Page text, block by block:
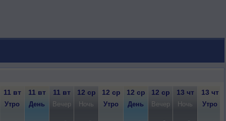
11 вт 11 вт 11 вт 12 ср 12 ср 12 ср 12 ср 13 чт 13 чт
Утро День Вечер Ночь Утро День Вечер Ночь Утро